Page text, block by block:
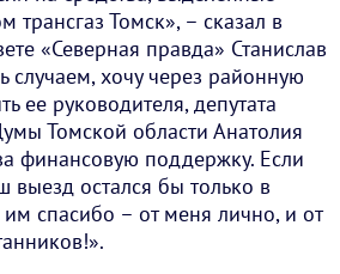
трансгаз Томск», – сказал в
«Северная правда» Станислав
случаем, хочу через районную
ее руководителя, депутата
Томской области Анатолия
финансовую поддержку. Если
выезд остался бы только в
спасибо – от меня лично, и от